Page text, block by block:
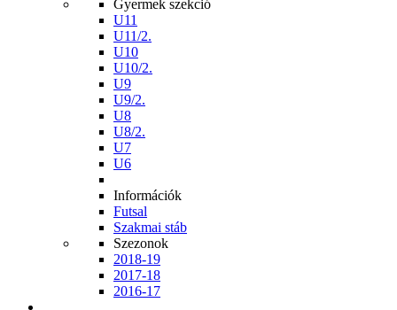
Gyermek szekció
U11
U11/2.
U10
U10/2.
U9
U9/2.
U8
U8/2.
U7
U6
Információk
Futsal
Szakmai stáb
Szezonok
2018-19
2017-18
2016-17